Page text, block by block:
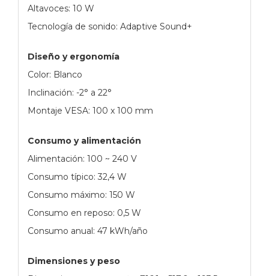
Altavoces: 10 W
Tecnología de sonido: Adaptive Sound+
Diseño y ergonomía
Color: Blanco
Inclinación: -2° a 22°
Montaje VESA: 100 x 100 mm
Consumo y alimentación
Alimentación: 100 ~ 240 V
Consumo típico: 32,4 W
Consumo máximo: 150 W
Consumo en reposo: 0,5 W
Consumo anual: 47 kWh/año
Dimensiones y peso